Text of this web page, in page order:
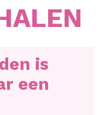
is
een